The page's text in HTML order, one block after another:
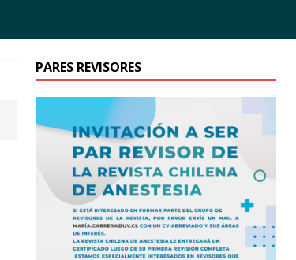
PARES REVISORES